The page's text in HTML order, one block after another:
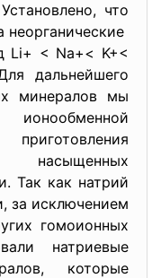
что
Li+ < Na+< K+<
минералов мы
ионообменной
насыщенных
Так как натрий
за исключением
гомоионных
натриевые
которые